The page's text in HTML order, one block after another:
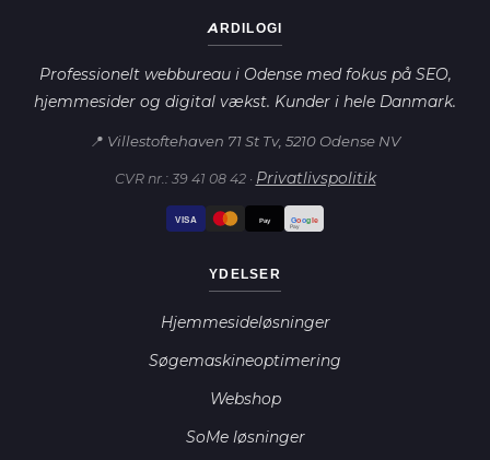
ARDILOGI
Professionelt webbureau i Odense med fokus på SEO,
hjemmesider og digital vækst. Kunder i hele Danmark.
📍 Villestoftehaven 71 St Tv, 5210 Odense NV
CVR nr.: 39 41 08 42 · Privatlivspolitik
VISA Pay Google
Pay
YDELSER
Hjemmesideløsninger
Søgemaskineoptimering
Webshop
SoMe løsninger